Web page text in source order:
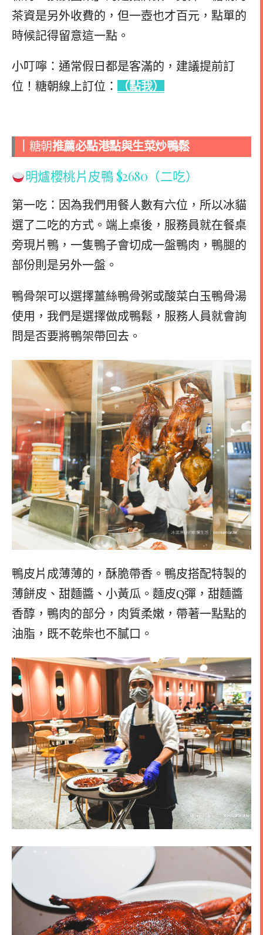
茶資是另外收費的，但一壺也才百元，點單的
時候記得留意這一點。
小叮嚀：通常假日都是客滿的，建議提前訂
位！糖朝線上訂位：
（點我）
糖朝推薦必點港點與生菜炒鴨鬆
明爐櫻桃片皮鴨 $2680（二吃）
第一吃：因為我們用餐人數有六位，所以冰貓
選了二吃的方式。端上桌後，服務員就在餐桌
旁現片鴨，一隻鴨子會切成一盤鴨肉，鴨腿的
部份則是另外一盤。
鴨骨架可以選擇薑絲鴨骨粥或酸菜白玉鴨骨湯
使用，我們是選擇做成鴨鬆，服務人員就會詢
問是否要將鴨架帶回去。
鴨皮片成薄薄的，酥脆帶香。鴨皮搭配特製的
薄餅皮、甜麵醬、小黃瓜。麵皮Q彈，甜麵醬
香醇，鴨肉的部分，肉質柔嫩，帶著一點點的
油脂，既不乾柴也不膩口。